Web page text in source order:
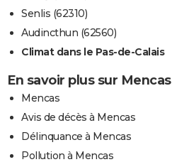
Senlis (62310)
Audincthun (62560)
Climat dans le Pas-de-Calais
En savoir plus sur Mencas
Mencas
Avis de décès à Mencas
Délinquance à Mencas
Pollution à Mencas